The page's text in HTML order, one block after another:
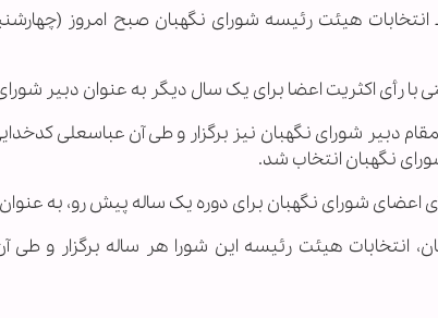
با رأی اکثریت اعضا برای یک سال دیگر به عنوان دبیر
دبیر شورای نگهبان نیز برگزار و طی آن عباسعلی
نگهبان انتخاب شد.
اعضای شورای نگهبان برای دوره یک ساله پیش رو، به
انتخابات هیئت رئیسه این شورا هر ساله برگزار و